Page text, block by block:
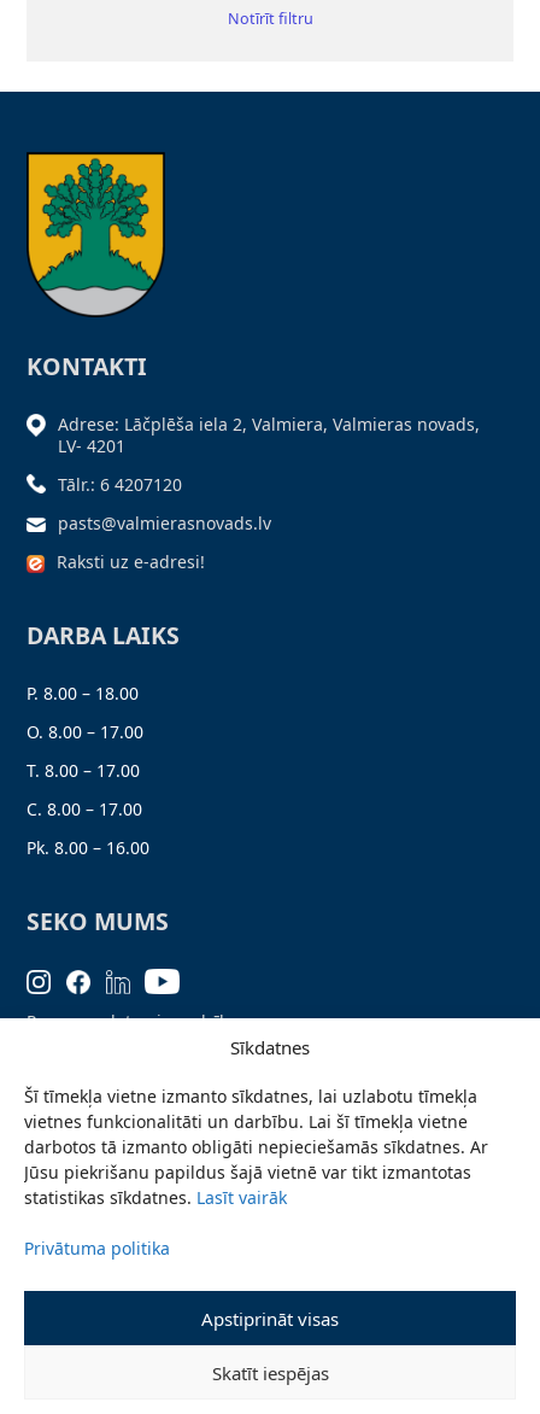
Sīkdatnes
Šī tīmekļa vietne izmanto sīkdatnes, lai uzlabotu tīmekļa
vietnes funkcionalitāti un darbību. Lai šī tīmekļa vietne
darbotos tā izmanto obligāti nepieciešamās sīkdatnes. Ar
Jūsu piekrišanu papildus šajā vietnē var tikt izmantotas
statistikas sīkdatnes. Lasīt vairāk
Privātuma politika
Apstiprināt visas
Skatīt iespējas
Notīrīt filtru
KONTAKTI
Adrese: Lāčplēša iela 2, Valmiera, Valmieras novads,
LV- 4201
Tālr.: 6 4207120
pasts@valmierasnovads.lv
Raksti uz e-adresi!
DARBA LAIKS
P. 8.00 – 18.00
O. 8.00 – 17.00
T. 8.00 – 17.00
C. 8.00 – 17.00
Pk. 8.00 – 16.00
SEKO MUMS
Personas datu aizsardzība
Ziņo par problēmu
Pieteikties jaunumiem
Piekļūstamības paziņojums
© 2026 Valmieras novada pašvaldība